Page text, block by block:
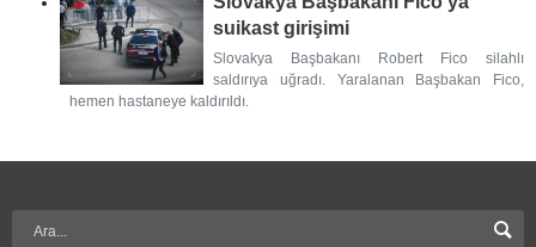
suikast girişimi
Slovakya Başbakanı Robert Fico silahlı
saldırıya uğradı. Yaralanan Başbakan Fico,
hemen hastaneye kaldırıldı.